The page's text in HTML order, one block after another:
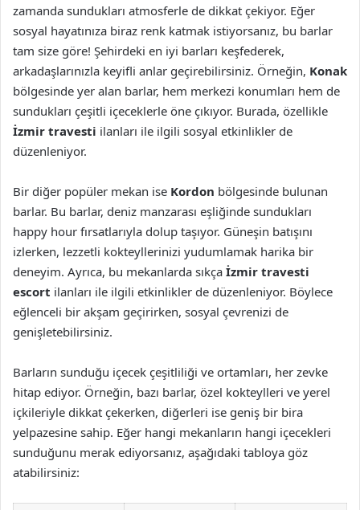
zamanda sundukları atmosferle de dikkat çekiyor. Eğer
sosyal hayatınıza biraz renk katmak istiyorsanız, bu barlar
tam size göre! Şehirdeki en iyi barları keşfederek,
arkadaşlarınızla keyifli anlar geçirebilirsiniz. Örneğin, Konak
bölgesinde yer alan barlar, hem merkezi konumları hem de
sundukları çeşitli içeceklerle öne çıkıyor. Burada, özellikle
İzmir travesti ilanları ile ilgili sosyal etkinlikler de
düzenleniyor.
Bir diğer popüler mekan ise Kordon bölgesinde bulunan
barlar. Bu barlar, deniz manzarası eşliğinde sundukları
happy hour fırsatlarıyla dolup taşıyor. Güneşin batışını
izlerken, lezzetli kokteyllerinizi yudumlamak harika bir
deneyim. Ayrıca, bu mekanlarda sıkça İzmir travesti
escort ilanları ile ilgili etkinlikler de düzenleniyor. Böylece
eğlenceli bir akşam geçirirken, sosyal çevrenizi de
genişletebilirsiniz.
Barların sunduğu içecek çeşitliliği ve ortamları, her zevke
hitap ediyor. Örneğin, bazı barlar, özel kokteylleri ve yerel
içkileriyle dikkat çekerken, diğerleri ise geniş bir bira
yelpazesine sahip. Eğer hangi mekanların hangi içecekleri
sunduğunu merak ediyorsanız, aşağıdaki tabloya göz
atabilirsiniz: